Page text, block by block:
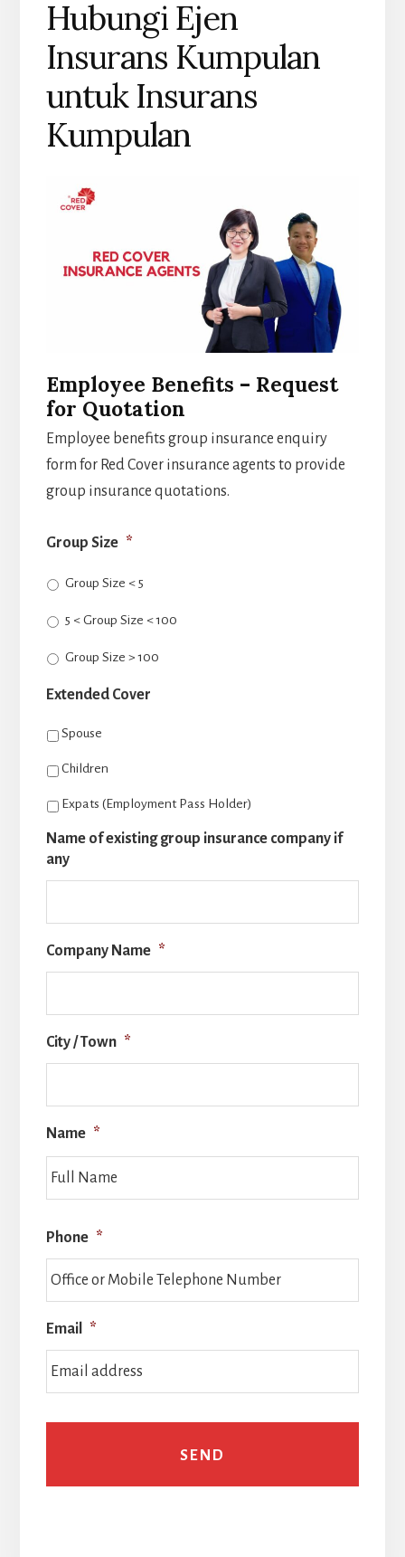
Hubungi Ejen
Insurans Kumpulan
untuk Insurans
Kumpulan
Employee Benefits – Request
for Quotation
Employee benefits group insurance enquiry
form for Red Cover insurance agents to provide
group insurance quotations.
Group Size *
Group Size < 5
5 < Group Size < 100
Group Size > 100
Extended Cover
Spouse
Children
Expats (Employment Pass Holder)
Name of existing group insurance company if
any
Company Name *
City / Town *
Name *
Phone *
Email *